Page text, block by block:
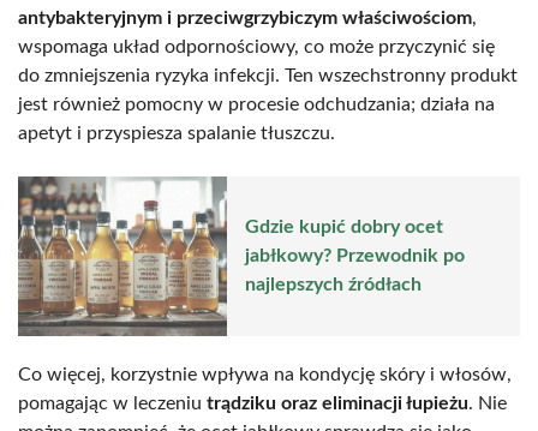
antybakteryjnym i przeciwgrzybiczym właściwościom,
wspomaga układ odpornościowy, co może przyczynić się
do zmniejszenia ryzyka infekcji. Ten wszechstronny produkt
jest również pomocny w procesie odchudzania; działa na
apetyt i przyspiesza spalanie tłuszczu.
Gdzie kupić dobry ocet
jabłkowy? Przewodnik po
najlepszych źródłach
Co więcej, korzystnie wpływa na kondycję skóry i włosów,
pomagając w leczeniu trądziku oraz eliminacji łupieżu. Nie